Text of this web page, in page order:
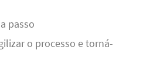
passo
o processo e torná-